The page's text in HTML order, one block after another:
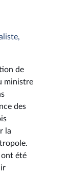
de
ministre
des
la
ont été